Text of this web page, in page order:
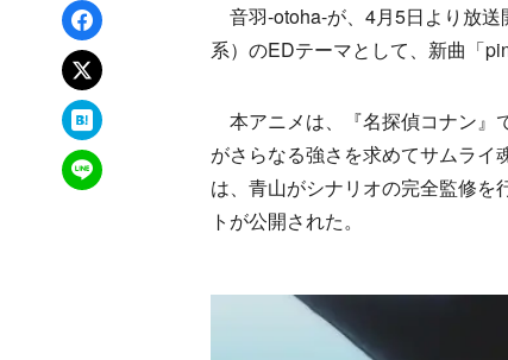
Facebookでシェア
xでポスト
はてなブックマーク
LINEで送る
音羽-otoha-が、4月5日より放
系）のEDテーマとして、新曲「
本アニメは、『名探偵コナン』
がさらなる強さを求めてサムライ
は、青山がシナリオの完全監修を
トが公開された。